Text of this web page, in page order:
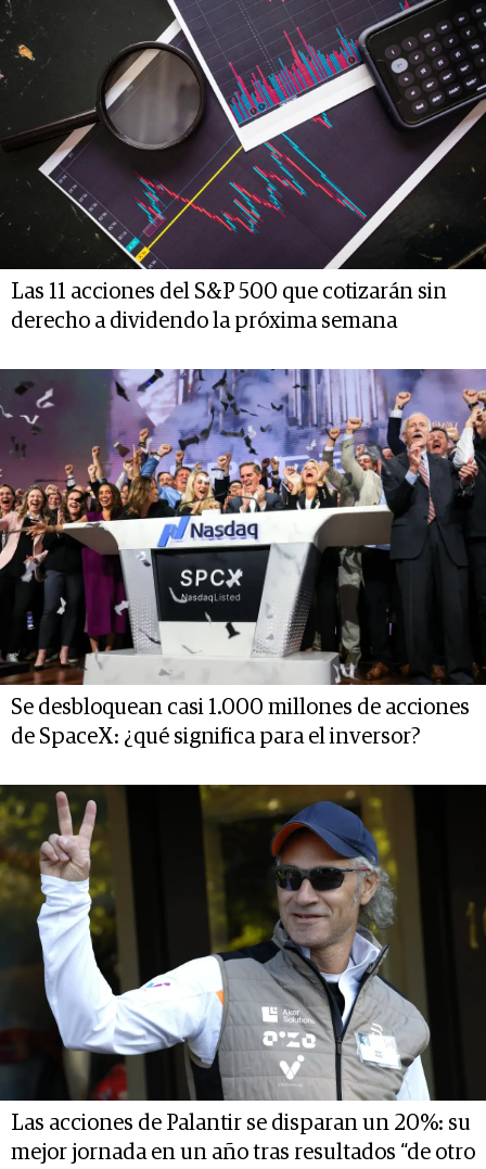
Las 11 acciones del S&P 500 que cotizarán sin
derecho a dividendo la próxima semana
Se desbloquean casi 1.000 millones de acciones
de SpaceX: ¿qué significa para el inversor?
Las acciones de Palantir se disparan un 20%: su
mejor jornada en un año tras resultados “de otro